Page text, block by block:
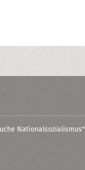
Nationalsozialismus"